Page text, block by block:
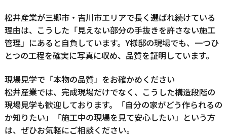
松井産業が三郷市・吉川市エリアで長く選ばれ続けている
理由は、こうした「見えない部分の手抜きを許さない施工
管理」にあると自負しています。Y様邸の現場でも、一つひ
とつの工程を確実に写真に収め、品質を証明しています。
現場見学で「本物の品質」をお確かめください
松井産業では、完成現場だけでなく、こうした構造段階の
現場見学も歓迎しております。「自分の家がどう作られるの
か知りたい」「施工中の現場を見て安心したい」という方
は、ぜひお気軽にご相談ください。